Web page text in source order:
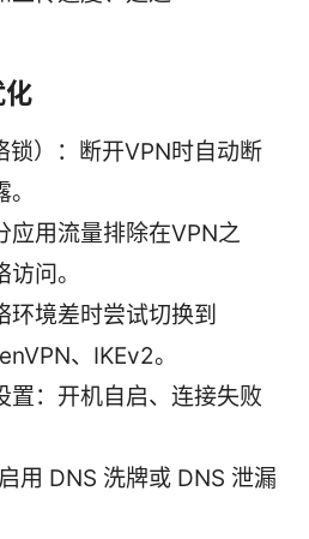
）：断开VPN时自动断
应用流量排除在VPN之
问。
环境差时尝试切换到
、IKEv2。
置：开机自启、连接失败
用 DNS 洗牌或 DNS 泄漏